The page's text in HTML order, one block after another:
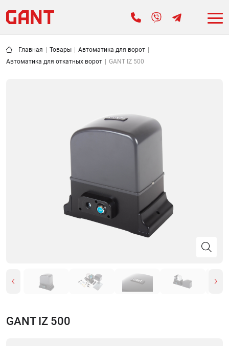
Главная Товары Автоматика для ворот
Автоматика для откатных ворот
GANT IZ 500
GANT IZ 500